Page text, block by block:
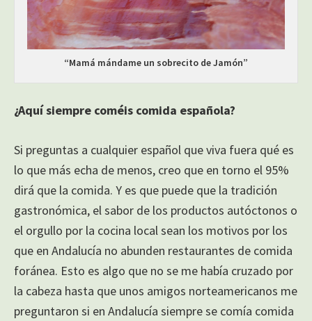
“Mamá mándame un sobrecito de Jamón”
¿Aquí siempre coméis comida española?
Si preguntas a cualquier español que viva fuera qué es
lo que más echa de menos, creo que en torno el 95%
dirá que la comida. Y es que puede que la tradición
gastronómica, el sabor de los productos autóctonos o
el orgullo por la cocina local sean los motivos por los
que en Andalucía no abunden restaurantes de comida
foránea. Esto es algo que no se me había cruzado por
la cabeza hasta que unos amigos norteamericanos me
preguntaron si en Andalucía siempre se comía comida